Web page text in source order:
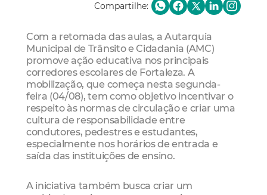
Compartilhe:
Com a retomada das aulas, a Autarquia
Municipal de Trânsito e Cidadania (AMC)
promove ação educativa nos principais
corredores escolares de Fortaleza. A
mobilização, que começa nesta segunda-
feira (04/08), tem como objetivo incentivar o
respeito às normas de circulação e criar uma
cultura de responsabilidade entre
condutores, pedestres e estudantes,
especialmente nos horários de entrada e
saída das instituições de ensino.
A iniciativa também busca criar um